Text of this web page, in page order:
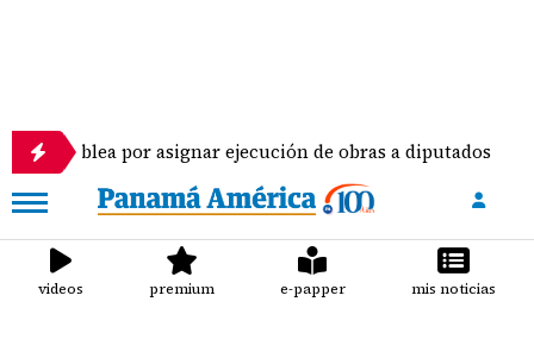
por asignar ejecución de obras a diputados
videos premium e-papper mis noticias